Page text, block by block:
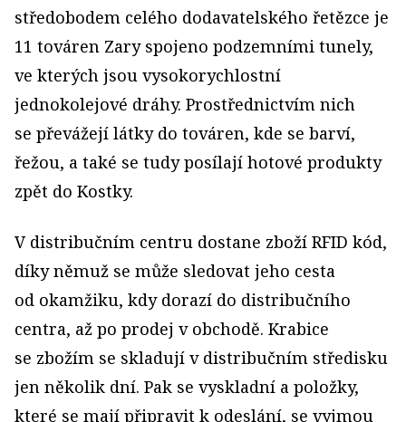
středobodem celého dodavatelského řetězce je
11 továren Zary spojeno podzemními tunely,
ve kterých jsou vysokorychlostní
jednokolejové dráhy. Prostřednictvím nich
se převážejí látky do továren, kde se barví,
řežou, a také se tudy posílají hotové produkty
zpět do Kostky.
V distribučním centru dostane zboží RFID kód,
díky němuž se může sledovat jeho cesta
od okamžiku, kdy dorazí do distribučního
centra, až po prodej v obchodě. Krabice
se zbožím se skladují v distribučním středisku
jen několik dní. Pak se vyskladní a položky,
které se mají připravit k odeslání, se vyjmou